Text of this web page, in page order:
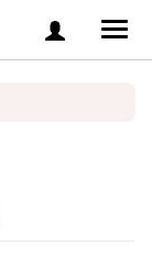
Zaloguj
się